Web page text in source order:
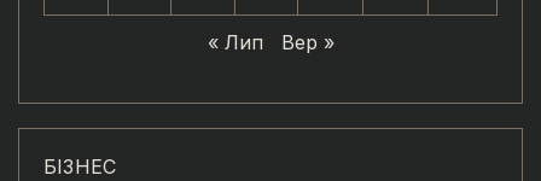
« Лип Вер »
БІЗНЕС